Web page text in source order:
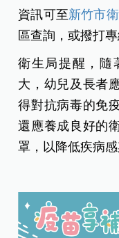
資訊可至新竹市
區查詢，或撥打專
衛生局提醒，隨
大，幼兒及長者
得對抗病毒的免
還應養成良好的
罩，以降低疾病